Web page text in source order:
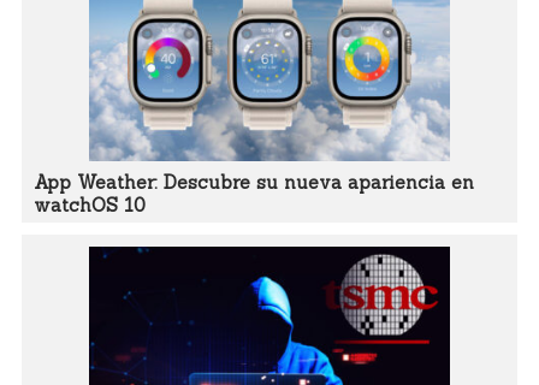
App Weather: Descubre su nueva apariencia en
watchOS 10